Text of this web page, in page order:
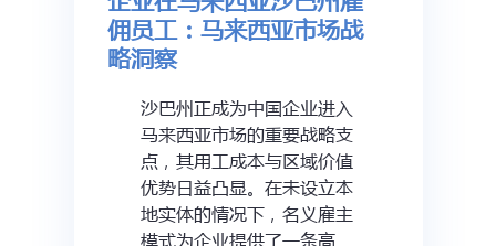
佣员工：马来西亚市场战
略洞察
沙巴州正成为中国企业进入
马来西亚市场的重要战略支
点，其用工成本与区域价值
优势日益凸显。在未设立本
地实体的情况下，名义雇主
模式为企业提供了一条高